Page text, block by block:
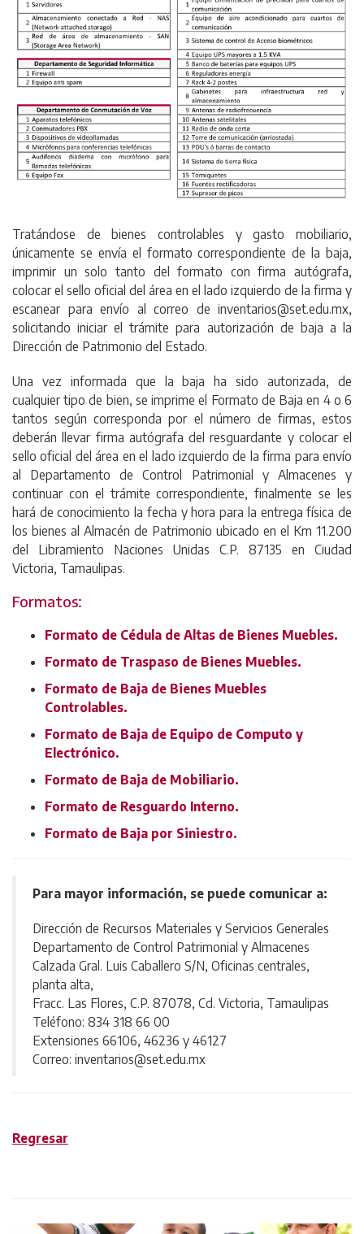
Tratándose de bienes controlables y gasto mobiliario,
únicamente se envía el formato correspondiente de la baja,
imprimir un solo tanto del formato con firma autógrafa,
colocar el sello oficial del área en el lado izquierdo de la firma y
escanear para envío al correo de inventarios@set.edu.mx,
solicitando iniciar el trámite para autorización de baja a la
Dirección de Patrimonio del Estado.
Una vez informada que la baja ha sido autorizada, de
cualquier tipo de bien, se imprime el Formato de Baja en 4 o 6
tantos según corresponda por el número de firmas, estos
deberán llevar firma autógrafa del resguardante y colocar el
sello oficial del área en el lado izquierdo de la firma para envío
al Departamento de Control Patrimonial y Almacenes y
continuar con el trámite correspondiente, finalmente se les
hará de conocimiento la fecha y hora para la entrega física de
los bienes al Almacén de Patrimonio ubicado en el Km 11.200
del Libramiento Naciones Unidas C.P. 87135 en Ciudad
Victoria, Tamaulipas.
Formatos:
Formato de Cédula de Altas de Bienes Muebles.
Formato de Traspaso de Bienes Muebles.
Formato de Baja de Bienes Muebles
Controlables.
Formato de Baja de Equipo de Computo y
Electrónico.
Formato de Baja de Mobiliario.
Formato de Resguardo Interno.
Formato de Baja por Siniestro.
Para mayor información, se puede comunicar a:
Dirección de Recursos Materiales y Servicios Generales
Departamento de Control Patrimonial y Almacenes
Calzada Gral. Luis Caballero S/N, Oficinas centrales,
planta alta,
Fracc. Las Flores, C.P. 87078, Cd. Victoria, Tamaulipas
Teléfono: 834 318 66 00
Extensiones 66106, 46236 y 46127
Correo: inventarios@set.edu.mx
Regresar